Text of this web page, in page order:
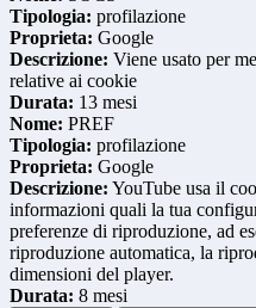
Tipologia: profilazione
Proprieta: Google
Descrizione: Viene usato per
relative ai cookie
Durata: 13 mesi
Nome: PREF
Tipologia: profilazione
Proprieta: Google
Descrizione: YouTube usa il
informazioni quali la tua
preferenze di riproduzione, ad
riproduzione automatica, la
dimensioni del player.
Durata: 8 mesi